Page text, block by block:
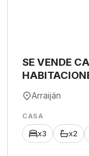
SE VENDE
Arraiján
CASA
x3 x2